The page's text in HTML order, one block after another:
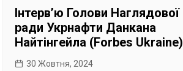
Інтервʼю Голови Наглядової
ради Укрнафти Данкана
Найтінгейла (Forbes Ukraine)
30 Жовтня, 2024